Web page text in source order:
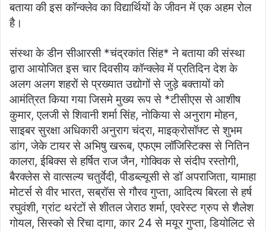
बताया की इस कॉन्क्लेव का विद्यार्थियों के जीवन में एक अहम रोल
है।
संस्था के डीन सीआरसी *चंद्रकांत सिंह* ने बताया की संस्था
द्वारा आयोजित इस चार दिवसीय कॉन्क्लेव में प्रतिदिन देश के
अलग अलग शहरों से प्रख्यात उद्योगों से जुड़े बक्तायों को
आमंत्रित किया गया जिसमे मुख्य रूप से *टीसीएस से आशीष
कुमार, एलजी से शिवानी शर्मा सिंह, नोकिया से अनुराग मोहन,
साइबर सुरक्षा अधिकारी अनुराग चंद्रा, माइक्रोसॉफ्ट से शुभम
डांग, जेके टायर से अभिषु खरूब, एफएम लॉजिस्टिक्स से नितिन
कालरा, ईबिक्स से हर्षित राज जैन, गोक्विक से संदीप रस्तोगी,
बैरक्लेस से वात्सल्य चतुर्वेदी, पीडब्ल्यूसी से डॉ अपराजिता, यामाहा
मोटर्स से वीर भारत, सब्रॉस से गौरव गुप्ता, आदित्य बिरला से हर्ष
रघुवंशी, ग्रांट थरंटों से शीतल जेराठ शर्मा, एवरेस्ट ग्रुप से शैलेश
गोयल, सिस्को से रिचा दागा, कार 24 से मयूर गुप्ता, डियोलिट से